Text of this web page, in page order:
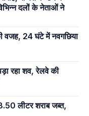
दलों के नेताओं ने
वजह, 24 घंटे में नवगछिया
रहा शव, रेलवे की
लीटर शराब जब्त,